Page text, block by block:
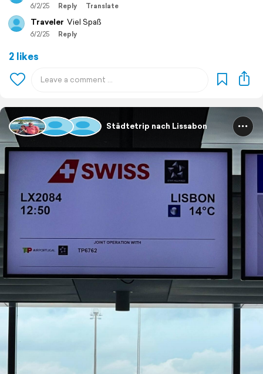
6/2/25 Reply Translate
Traveler Viel Spaß
6/2/25 Reply
2 likes
Städtetrip nach Lissabon